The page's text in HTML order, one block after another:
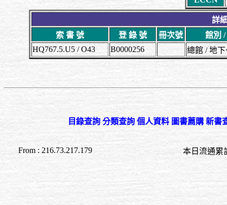
詳
索 書 號
登 錄 號 冊次號
館別
HQ767.5.U5 / O43
B0000256 總館 / 地
目錄查詢 分類查詢 個人資料 圖書薦購 新書
From : 216.73.217.179 本日流通累計